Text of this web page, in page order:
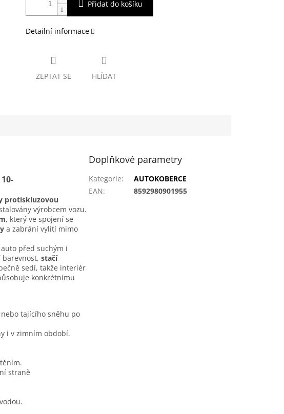
Přidat do košíku
Detailní informace
ZEPTAT SE HLÍDAT
protiskluzovou
výrobcem vozu.
, který ve spojení se
a zabrání vylití mimo
před suchým i
stačí
sedí, takže interiér
konkrétnímu
tajícího sněhu po
i v zimním období.
straně
Doplňkové parametry
Kategorie:
AUTOKOBERCE
EAN: 8592980901955